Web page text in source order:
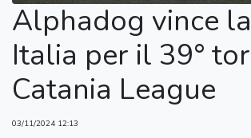
Alphadog vince
Italia per il 39°
Catania League
03/11/2024 12:13